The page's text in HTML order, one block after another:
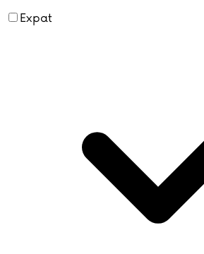
Expat